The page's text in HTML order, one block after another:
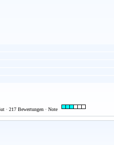
· 217 Bewertungen · Note